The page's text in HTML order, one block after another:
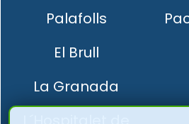
Palafolls
El Brull
La Granada